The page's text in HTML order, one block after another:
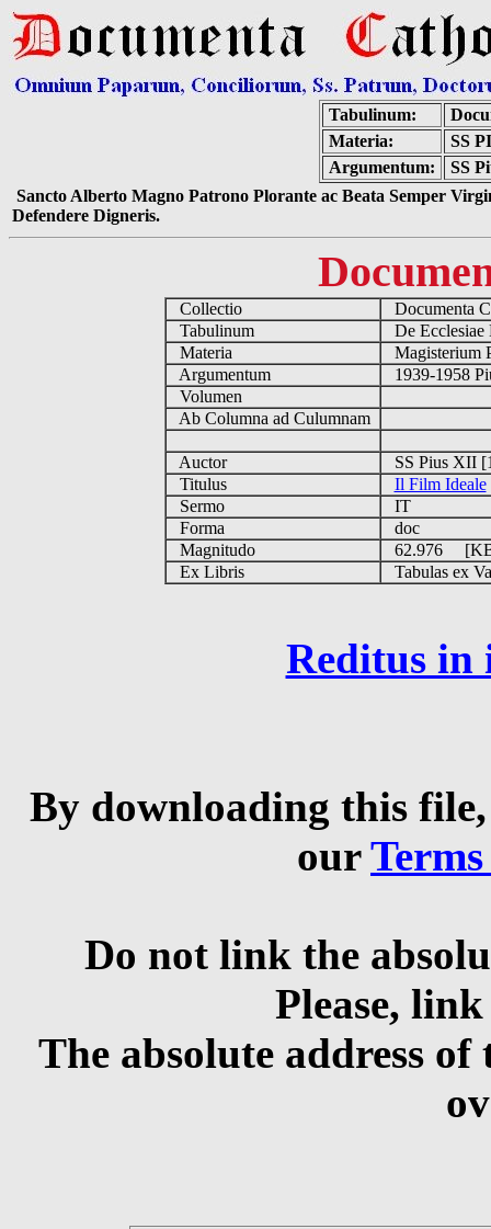
Tabulinum:
Materia:
SS
Argumentum:
SS
Sancto Alberto Magno Patrono Plorante ac Beata Semper
Defendere Digneris.
Collectio
Documenta
Tabulinum
De
Materia
Magisterium
Argumentum
1939-1958
Volumen
Ab Columna ad Culumnam
Auctor
SS Pius XII
Titulus
Il Film Ideale
Sermo
IT
Forma
doc
Magnitudo
62.976
Ex Libris
Tabulas ex
Reditus in
By downloading this
our
Do not link the
Please,
The absolute address